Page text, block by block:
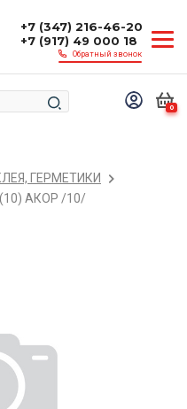
+7 (347) 216-46-20
+7 (917) 49 000 18
Обратный звонок
0
ГЕРМЕТИКИ
(10) АКОР /10/